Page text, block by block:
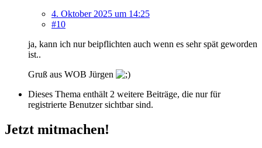
4. Oktober 2025 um 14:25
#10
ja, kann ich nur beipflichten auch wenn es sehr spät geworden
ist..
Gruß aus WOB Jürgen
Dieses Thema enthält 2 weitere Beiträge, die nur für
registrierte Benutzer sichtbar sind.
Jetzt mitmachen!